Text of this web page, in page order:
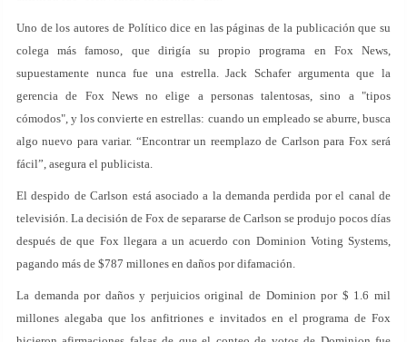
Uno de los autores de Político dice en las páginas de la publicación que su
colega más famoso, que dirigía su propio programa en Fox News,
supuestamente nunca fue una estrella. Jack Schafer argumenta que la
gerencia de Fox News no elige a personas talentosas, sino a "tipos
cómodos", y los convierte en estrellas: cuando un empleado se aburre, busca
algo nuevo para variar. “Encontrar un reemplazo de Carlson para Fox será
fácil”, asegura el publicista.
El despido de Carlson está asociado a la demanda perdida por el canal de
televisión. La decisión de Fox de separarse de Carlson se produjo pocos días
después de que Fox llegara a un acuerdo con Dominion Voting Systems,
pagando más de $787 millones en daños por difamación.
La demanda por daños y perjuicios original de Dominion por $ 1.6 mil
millones alegaba que los anfitriones e invitados en el programa de Fox